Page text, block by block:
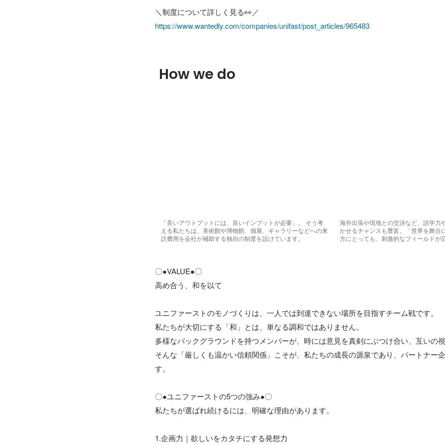
https://www.wantedly.com/companies/unifast/post_articles/965483
How we do
「良いアウトプットには、良いインプットが必要」。 そう考
える私たちは、美術館や博物館、個展、ギャラリーなどへの来
訪費用を会社が補助する独自の制度を設けています。
海外出張や現地との交渉など、語学力
かせるチャンスも豊富。「世界を舞台
方にとっても、刺激的なフィールドが
〇●VALUE●〇
高め合う、和を以て
ユニファーストのモノづくりは、一人では到達できない場所を目指すチーム戦です。
私たちが大切にする「和」とは、単なる調和ではありません。
多様なバックグラウンドを持つメンバーが、時には意見を真剣にぶつけ合い、互いの視
そんな「厳しくも温かい信頼関係」こそが、私たちの成長の源泉であり、パートナー
す。
〇●ユニファーストの5つの強み●〇
私たちが選ばれ続けるには、明確な理由があります。
1.企画力｜欲しいをカタチにする発想力